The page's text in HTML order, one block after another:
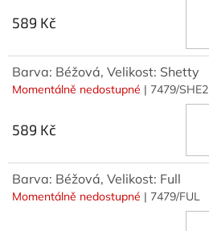
589 Kč
Barva: Béžová, Velikost: Shetty
Momentálně nedostupné | 7479/SHE2
589 Kč
Barva: Béžová, Velikost: Full
Momentálně nedostupné | 7479/FUL